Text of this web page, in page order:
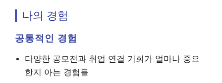
나의 경험
공통적인 경험
다양한 공모전과 취업 연결 기회가 얼마나 중요
한지 아는 경험들